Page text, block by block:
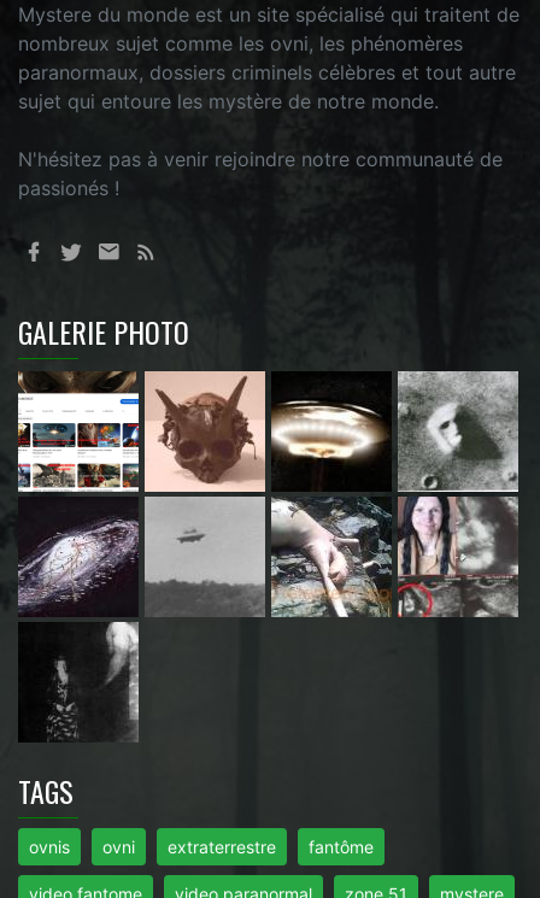
Mystere du monde est un site spécialisé qui traitent de
nombreux sujet comme les ovni, les phénomères
paranormaux, dossiers criminels célèbres et tout autre
sujet qui entoure les mystère de notre monde.
N'hésitez pas à venir rejoindre notre communauté de
passionés !
GALERIE PHOTO
TAGS
ovnis ovni extraterrestre fantôme
video fantome video paranormal zone 51 mystere